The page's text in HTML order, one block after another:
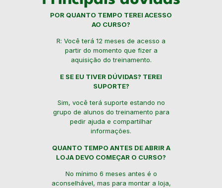
POR QUANTO TEMPO TEREI ACESSO
AO CURSO?
R: Você terá 12 meses de acesso a
partir do momento que fizer a
aquisição do treinamento.
E SE EU TIVER DÚVIDAS? TEREI
SUPORTE?
Sim, você terá suporte estando no
grupo de alunos do treinamento para
pedir ajuda e compartilhar
informações.
QUANTO TEMPO ANTES DE ABRIR A
LOJA DEVO COMEÇAR O CURSO?
No mínimo 6 meses antes é o
aconselhável, mas para montar a loja,